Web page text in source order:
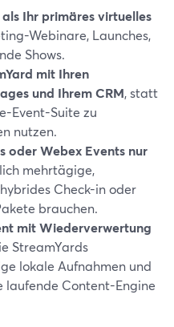
Ihr primäres virtuelles
Webinare, Launches,
Shows.
mit Ihren
und Ihrem CRM, statt
Event-Suite zu
nutzen.
oder Webex Events nur
mehrtägige,
Check-in oder
brauchen.
mit Wiederverwertung
StreamYards
lokale Aufnahmen und
laufende Content-Engine